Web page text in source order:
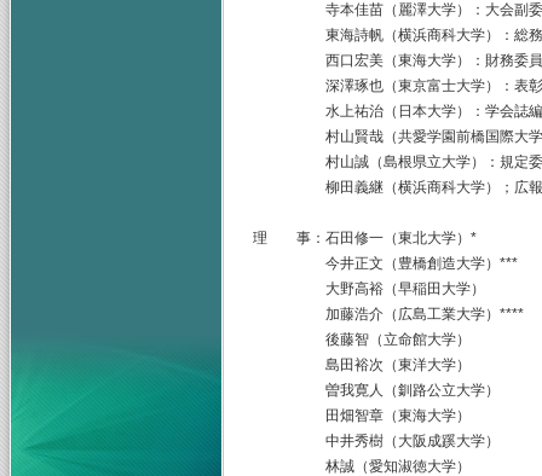
寺本佳苗（麗澤大学）：大会副委
東海詩帆（横浜商科大学）：総務
西口宏美（東海大学）：財務委員
深澤琢也（東京富士大学）：表彰
水上祐治（日本大学）：学会誌編
村山賢哉（共愛学園前橋国際大学
村山誠（島根県立大学）：規定委
柳田義継（横浜商科大学）；広報
理 事：石田修一（東北大学）* 稲
今井正文（豊橋創造大学）***
大野高裕（早稲田大学） 奥
加藤浩介（広島工業大学）**** 川
後藤智（立命館大学） 椎原
島田裕次（東洋大学） 鄭年
曽我寛人（釧路公立大学） 谷
田畑智章（東海大学） 永
中井秀樹（大阪成蹊大学） 成
林誠（愛知淑徳大学） 柊紫